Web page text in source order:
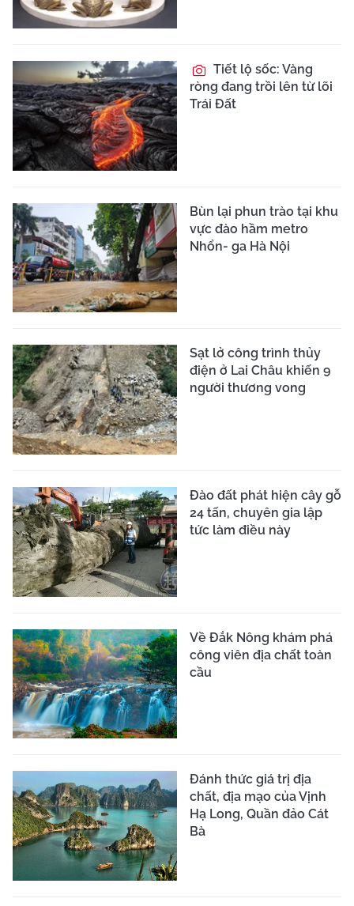
Tiết lộ sốc: Vàng
ròng đang trồi lên từ lõi
Trái Đất
Bùn lại phun trào tại khu
vực đào hầm metro
Nhổn- ga Hà Nội
Sạt lở công trình thủy
điện ở Lai Châu khiến 9
người thương vong
Đào đất phát hiện cây gỗ
24 tấn, chuyên gia lập
tức làm điều này
Về Đắk Nông khám phá
công viên địa chất toàn
cầu
Đánh thức giá trị địa
chất, địa mạo của Vịnh
Hạ Long, Quần đảo Cát
Bà